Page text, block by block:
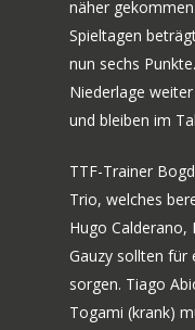
näher
Spieltagen
nun sechs
Niederlage
und bleiben im
TTF-Trainer
Trio, welches
Hugo Calderano,
Gauzy sollten für
sorgen. Tiago
Togami (krank)